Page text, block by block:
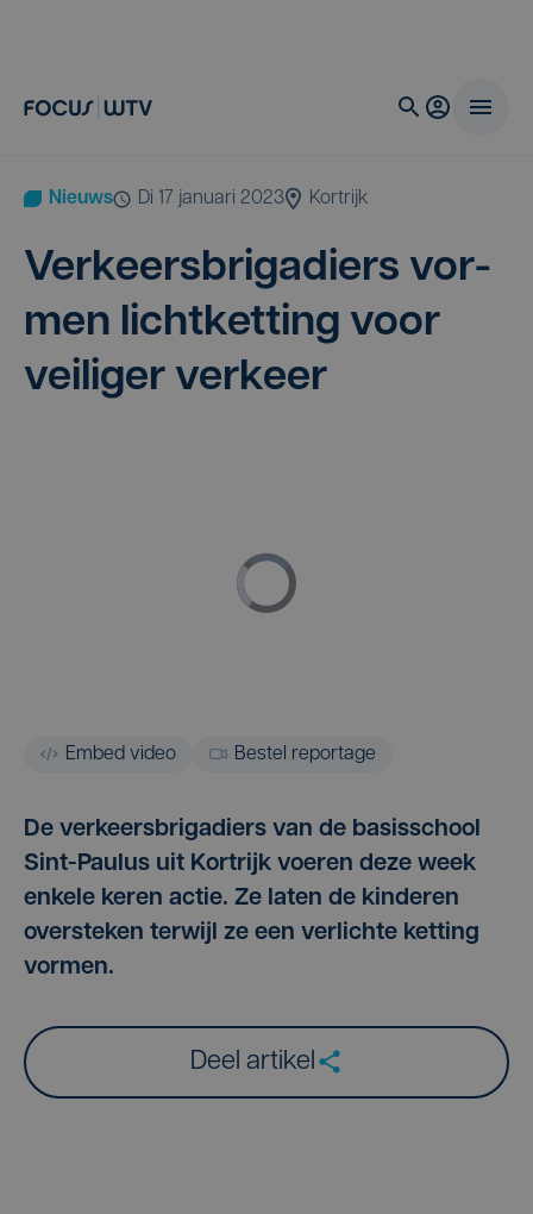
Nieuws di 17 januari 2023 Kortrijk
Ver­keers­bri­ga­diers vor­
men licht­ket­ting voor
vei­li­ger verkeer
Embed video Bestel reportage
De verkeersbrigadiers van de basisschool
Sint-Paulus uit Kortrijk voeren deze week
enkele keren actie. Ze laten de kinderen
oversteken terwijl ze een verlichte ketting
vormen.
Deel artikel